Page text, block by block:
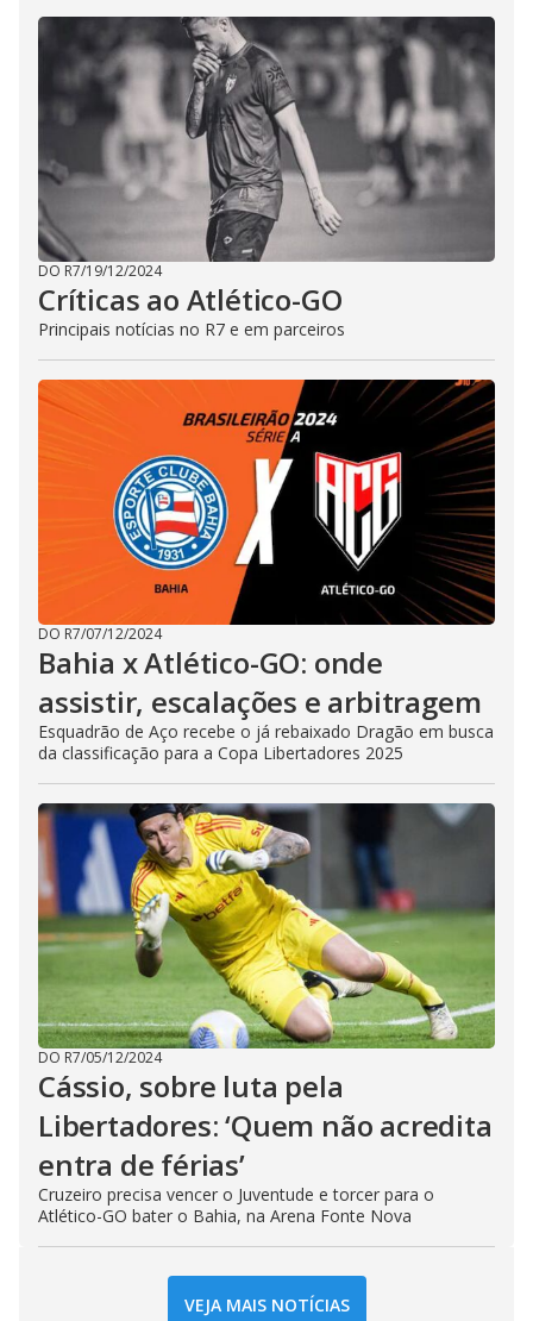
DO R7/19/12/2024
Críticas ao Atlético-GO
Principais notícias no R7 e em parceiros
DO R7/07/12/2024
Bahia x Atlético-GO: onde
assistir, escalações e arbitragem
Esquadrão de Aço recebe o já rebaixado Dragão em busca
da classificação para a Copa Libertadores 2025
DO R7/05/12/2024
Cássio, sobre luta pela
Libertadores: ‘Quem não acredita
entra de férias’
Cruzeiro precisa vencer o Juventude e torcer para o
Atlético-GO bater o Bahia, na Arena Fonte Nova
VEJA MAIS NOTÍCIAS